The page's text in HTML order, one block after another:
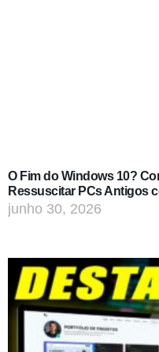
O Fim do Windows 10?
Ressuscitar PCs Antigos
junho 30, 2026